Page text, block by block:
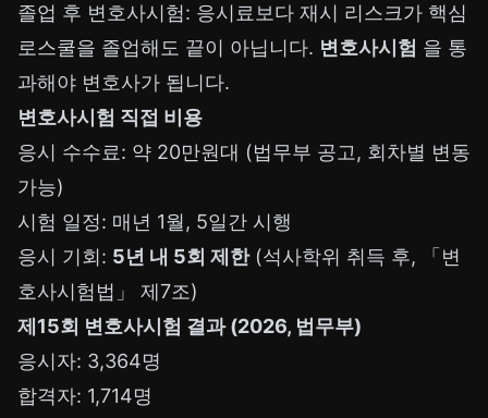
졸업 후 변호사시험: 응시료보다 재시 리스크가 핵심
로스쿨을 졸업해도 끝이 아닙니다. 변호사시험 을 통
과해야 변호사가 됩니다.
변호사시험 직접 비용
응시 수수료: 약 20만원대 (법무부 공고, 회차별 변동
가능)
시험 일정: 매년 1월, 5일간 시행
응시 기회: 5년 내 5회 제한(석사학위 취득 후, 「변
호사시험법」 제7조)
제15회 변호사시험 결과 (2026, 법무부)
응시자: 3,364명
합격자: 1,714명